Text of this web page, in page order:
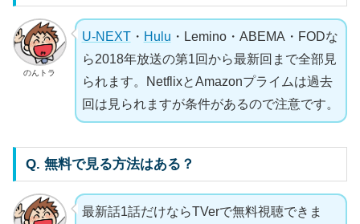
のんトラ
U-NEXT ・ Hulu ・Lemino・ABEMA・FODな
ら2018年放送の第1回から最新回まで全部見
られます。NetflixとAmazonプライムは過去
回は見られますが条件があるので注意です。
Q. 無料で見る方法はある？
最新話1話だけならTVerで無料視聴できま